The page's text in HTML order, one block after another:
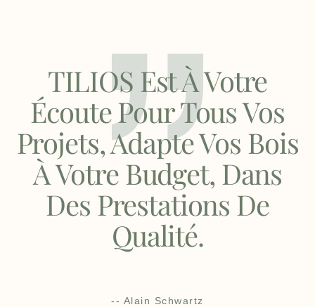
TILIOS Est À Votre
Écoute Pour Tous Vos
Projets, Adapte Vos Bois
À Votre Budget, Dans
Des Prestations De
Qualité.
-- Alain Schwartz